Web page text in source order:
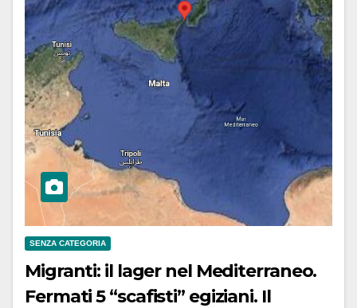
SENZA CATEGORIA
Migranti: il lager nel Mediterraneo.
Fermati 5 “scafisti” egiziani. Il